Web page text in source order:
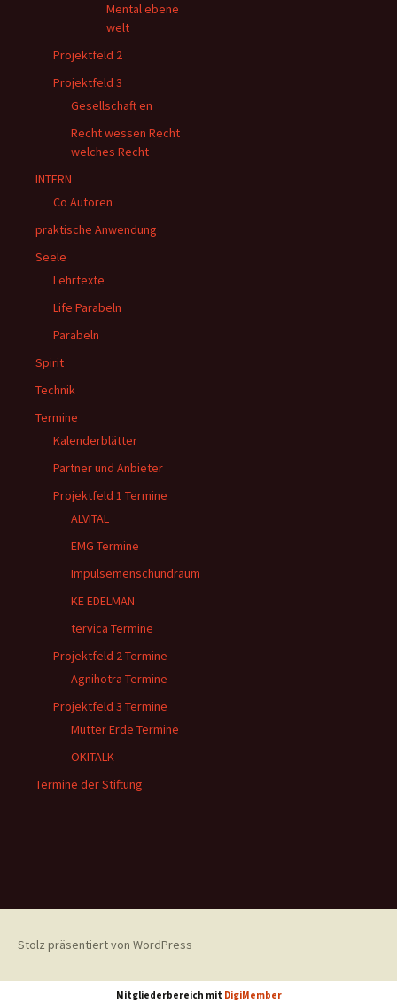
Mental ebene
welt
Projektfeld 2
Projektfeld 3
Gesellschaft en
Recht wessen Recht
welches Recht
INTERN
Co Autoren
praktische Anwendung
Seele
Lehrtexte
Life Parabeln
Parabeln
Spirit
Technik
Termine
Kalenderblätter
Partner und Anbieter
Projektfeld 1 Termine
ALVITAL
EMG Termine
Impulsemenschundraum
KE EDELMAN
tervica Termine
Projektfeld 2 Termine
Agnihotra Termine
Projektfeld 3 Termine
Mutter Erde Termine
OKITALK
Termine der Stiftung
Stolz präsentiert von WordPress
Mitgliederbereich mit DigiMember